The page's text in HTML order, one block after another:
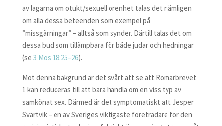
av lagarna om otukt/sexuell orenhet talas det nämligen
om alla dessa beteenden som exempel på
”missgärningar” – alltså som synder. Därtill talas det om
dessa bud som tillämpbara för både judar och hedningar
(se 3 Mos 18:25–26).
Mot denna bakgrund är det svårt att se att Romarbrevet
1 kan reduceras till att bara handla om en viss typ av
samkönat sex. Därmed är det symptomatiskt att Jesper
Svartvik – en av Sveriges viktigaste företrädare för den